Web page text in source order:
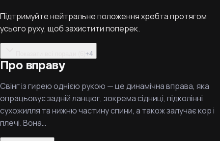
Підтримуйте нейтральне положення хребта протягом
усього руху, щоб захистити поперек.
+4
Про вправу
Свінг із гирею однією рукою — це динамічна вправа, яка
опрацьовує задній ланцюг, зокрема сідниці, підколінні
сухожилля та нижню частину спини, а також залучає кор і
плечі. Вона…